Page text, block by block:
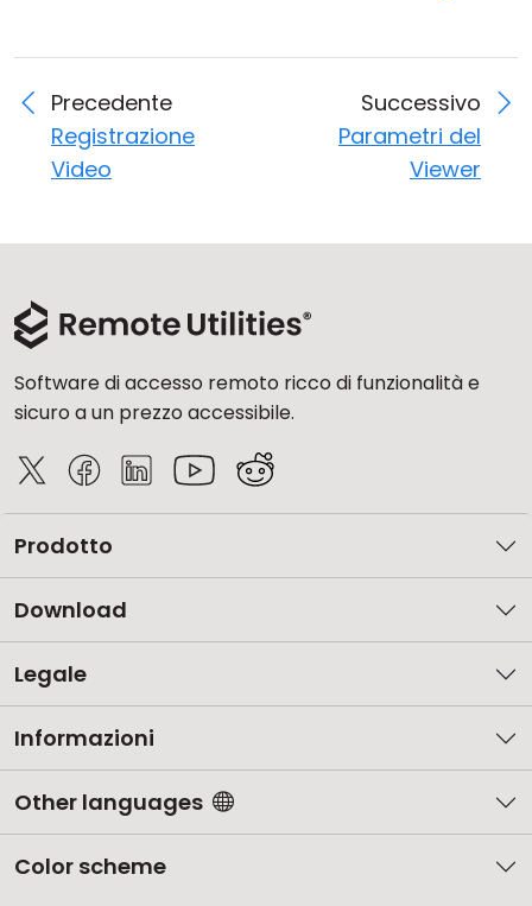
Precedente
Registrazione
Video
Successivo
Parametri del
Viewer
Software di accesso remoto ricco di funzionalità e
sicuro a un prezzo accessibile.
Prodotto
Download
Legale
Informazioni
Other languages
Color scheme